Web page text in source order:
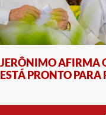
JERÔNIMO AFIRMA
ESTÁ PRONTO PARA